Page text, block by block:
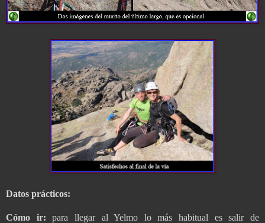
Datos prácticos:
Cómo ir: para llegar al Yelmo lo más habitual es salir de